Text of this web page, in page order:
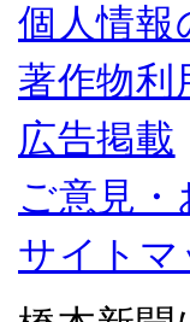
個人情報
著作物利
広告掲載
ご意見・
サイトマ